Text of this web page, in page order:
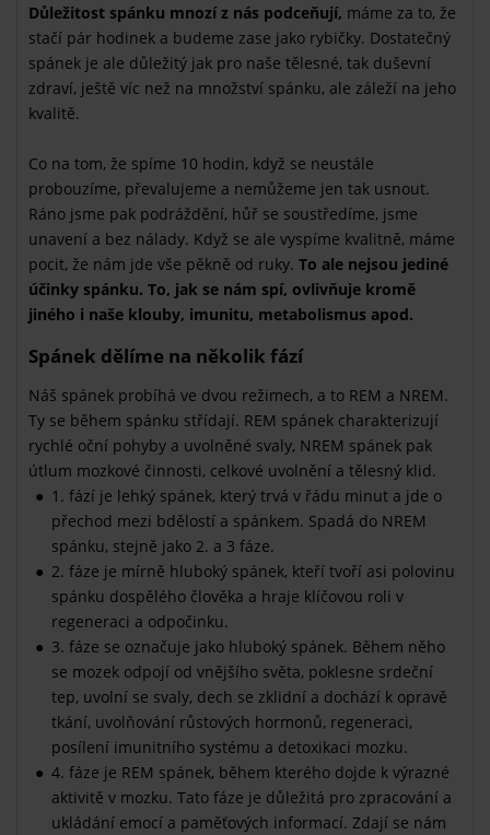
Důležitost spánku mnozí z nás podceňují, máme za to, že
stačí pár hodinek a budeme zase jako rybičky. Dostatečný
spánek je ale důležitý jak pro naše tělesné, tak duševní
zdraví, ještě víc než na množství spánku, ale záleží na jeho
kvalitě.
Co na tom, že spíme 10 hodin, když se neustále
probouzíme, převalujeme a nemůžeme jen tak usnout.
Ráno jsme pak podráždění, hůř se soustředíme, jsme
unavení a bez nálady. Když se ale vyspíme kvalitně, máme
pocit, že nám jde vše pěkně od ruky. To ale nejsou jediné
účinky spánku. To, jak se nám spí, ovlivňuje kromě
jiného i naše klouby, imunitu, metabolismus apod.
Spánek dělíme na několik fází
Náš spánek probíhá ve dvou režimech, a to REM a NREM.
Ty se během spánku střídají. REM spánek charakterizují
rychlé oční pohyby a uvolněné svaly, NREM spánek pak
útlum mozkové činnosti, celkové uvolnění a tělesný klid.
1. fází je lehký spánek, který trvá v řádu minut a jde o
přechod mezi bdělostí a spánkem. Spadá do NREM
spánku, stejně jako 2. a 3 fáze.
2. fáze je mírně hluboký spánek, kteří tvoří asi polovinu
spánku dospělého člověka a hraje klíčovou roli v
regeneraci a odpočinku.
3. fáze se označuje jako hluboký spánek. Během něho
se mozek odpojí od vnějšího světa, poklesne srdeční
tep, uvolní se svaly, dech se zklidní a dochází k opravě
tkání, uvolňování růstových hormonů, regeneraci,
posílení imunitního systému a detoxikaci mozku.
4. fáze je REM spánek, během kterého dojde k výrazné
aktivitě v mozku. Tato fáze je důležitá pro zpracování a
ukládání emocí a paměťových informací. Zdají se nám